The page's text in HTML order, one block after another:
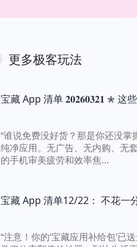
更多极客玩法
宝藏 App 清单 𝟐𝟎𝟐𝟔𝟎𝟑𝟐𝟏 ✮ 这
“谁说免费没好货？那是你还没
纯净应用。无广告、无内购、无
的手机审美疲劳和效率焦...
宝藏 App 清单12/22： 不花一
“注意！你的‘宝藏应用补给包’已